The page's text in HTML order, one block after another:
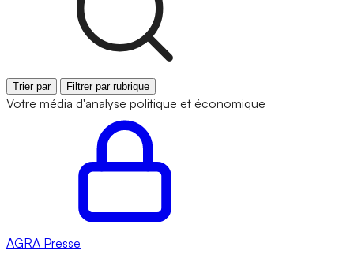
Trier par Filtrer par rubrique
Votre média d'analyse politique et économique
AGRA Presse